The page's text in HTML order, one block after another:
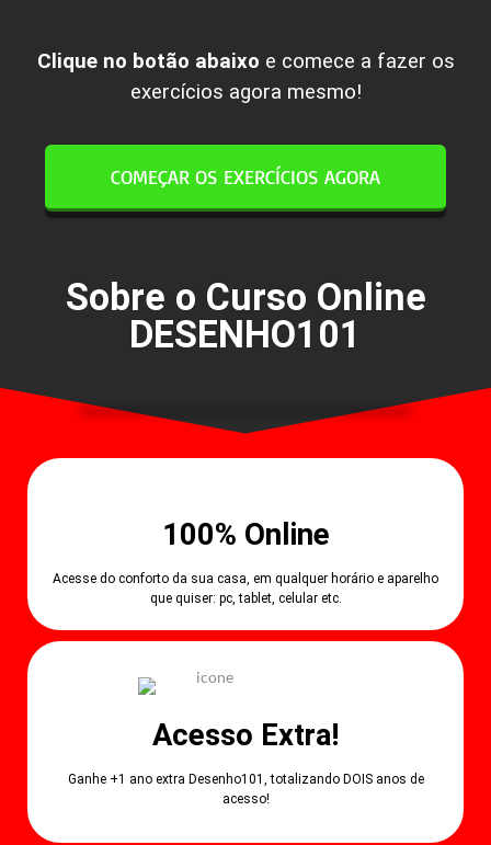
Clique no botão abaixo e comece a fazer os
exercícios agora mesmo!
COMEÇAR OS EXERCÍCIOS AGORA
Sobre o Curso Online
DESENHO101
100% Online
Acesse do conforto da sua casa, em qualquer horário e aparelho
que quiser: pc, tablet, celular etc.
Acesso Extra!
Ganhe +1 ano extra Desenho101, totalizando DOIS anos de
acesso!